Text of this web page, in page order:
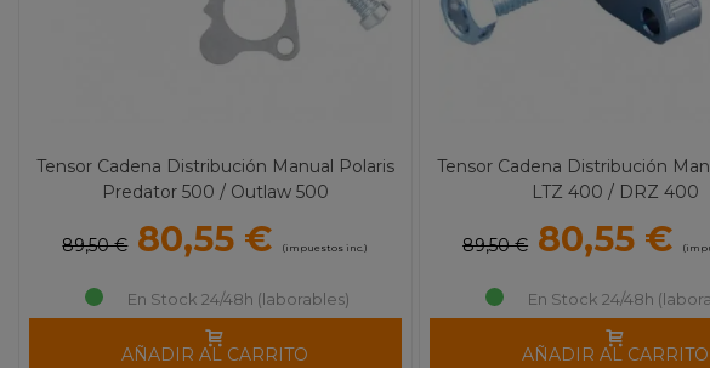
Tensor Cadena Distribución Manual Polaris
Predator 500 / Outlaw 500
89,50 € 80,55 € (impuestos inc.)
En Stock 24/48h (laborables)
AÑADIR AL CARRITO
Tensor Cadena Distribución
LTZ 400 / DRZ 400
89,50 € 80,55 €
En Stock 24/48h
AÑADIR AL CARRITO